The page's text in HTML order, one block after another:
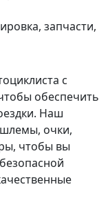
запчасти,
с
обеспечить
Наш
очки,
чтобы вы